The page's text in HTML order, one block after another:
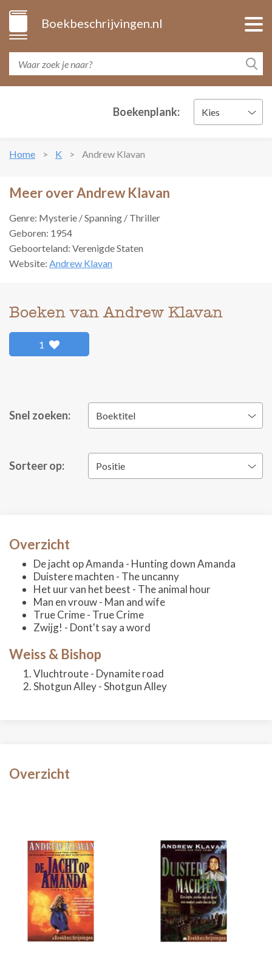
Boekbeschrijvingen.nl
Boekenplank: Kies
Home K Andrew Klavan
Meer over Andrew Klavan
Genre: Mysterie / Spanning / Thriller
Geboren: 1954
Geboorteland: Verenigde Staten
Website: Andrew Klavan
Boeken van Andrew Klavan
1
Snel zoeken: Boektitel
Sorteer op: Positie
Overzicht
De jacht op Amanda - Hunting down Amanda
Duistere machten - The uncanny
Het uur van het beest - The animal hour
Man en vrouw - Man and wife
True Crime - True Crime
Zwijg! - Dont't say a word
Weiss & Bishop
Vluchtroute - Dynamite road
Shotgun Alley - Shotgun Alley
Overzicht